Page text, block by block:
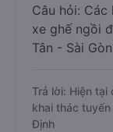
Câu hỏi:
xe ghế ngồi
Tân - Sài
Trả lời: Hiện tại
khai thác tuyến
Định